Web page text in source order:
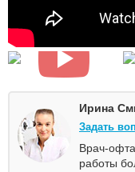
Ирина
Задать
Врач-
работы